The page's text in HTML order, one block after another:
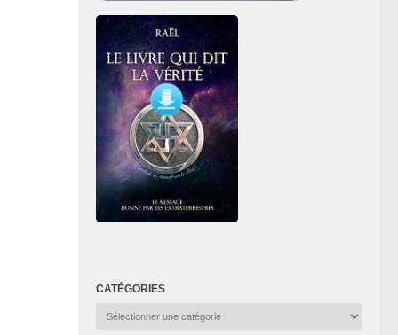
CATÉGORIES
Catégories